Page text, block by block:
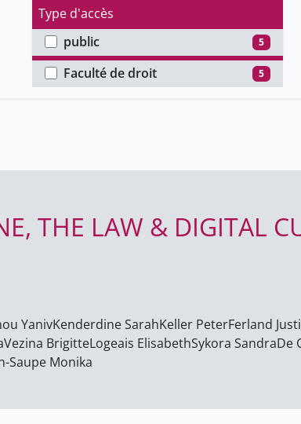
Type d'accès
public
5
Faculté
Faculté de droit
5
THE LAW & DIGITAL
YanivKenderdine SarahKeller PeterFerland
Vezina BrigitteLogeais ElisabethSykora SandraDe
Saupe Monika